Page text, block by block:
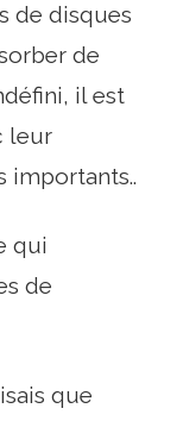
de disques
de
il est
leur
importants..
qui
de
que